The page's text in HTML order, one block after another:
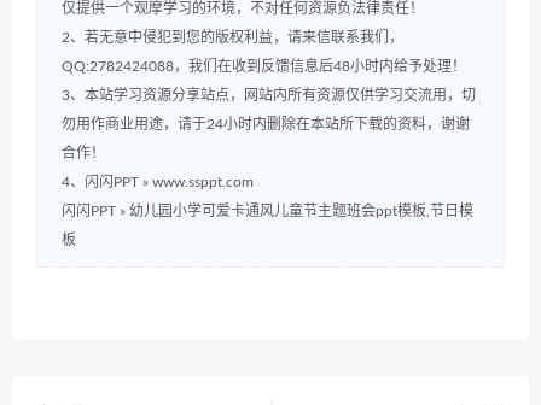
仅提供一个观摩学习的环境，不对任何资源负法律责任！
2、若无意中侵犯到您的版权利益，请来信联系我们，
QQ:2782424088，我们在收到反馈信息后48小时内给予处理！
3、本站学习资源分享站点，网站内所有资源仅供学习交流用，切
勿用作商业用途，请于24小时内删除在本站所下载的资料，谢谢
合作！
4、闪闪PPT » www.ssppt.com
闪闪PPT » 幼儿园小学可爱卡通风儿童节主题班会ppt模板,节日模
板